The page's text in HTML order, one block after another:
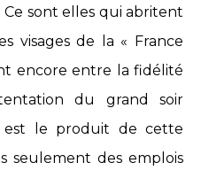
Ce sont elles qui abritent
visages de la « France
encore entre la fidélité
du grand soir
est le produit de cette
seulement des emplois